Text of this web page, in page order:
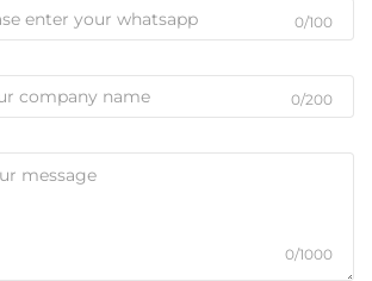
0/100
0/200
0/1000